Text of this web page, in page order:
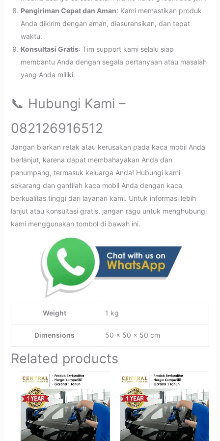
Pengiriman Cepat dan Aman: Kami memastikan produk
Anda dikirim dengan aman, diasuransikan, dan tepat
waktu.
Konsultasi Gratis: Tim support kami selalu siap
membantu Anda dengan segala pertanyaan atau masalah
yang Anda miliki.
📞 Hubungi Kami –
082126916512
Jangan biarkan retak atau kerusakan pada kaca mobil Anda
berlanjut, karena dapat membahayakan Anda dan
penumpang, termasuk keluarga Anda! Hubungi kami
sekarang dan gantilah kaca mobil Anda dengan kaca
berkualitas tinggi dari layanan kami. Untuk informasi lebih
lanjut atau konsultasi gratis, jangan ragu untuk menghubungi
kami menggunakan tombol di bawah ini.
Weight 1 kg
Dimensions 50 × 50 × 50 cm
Related products